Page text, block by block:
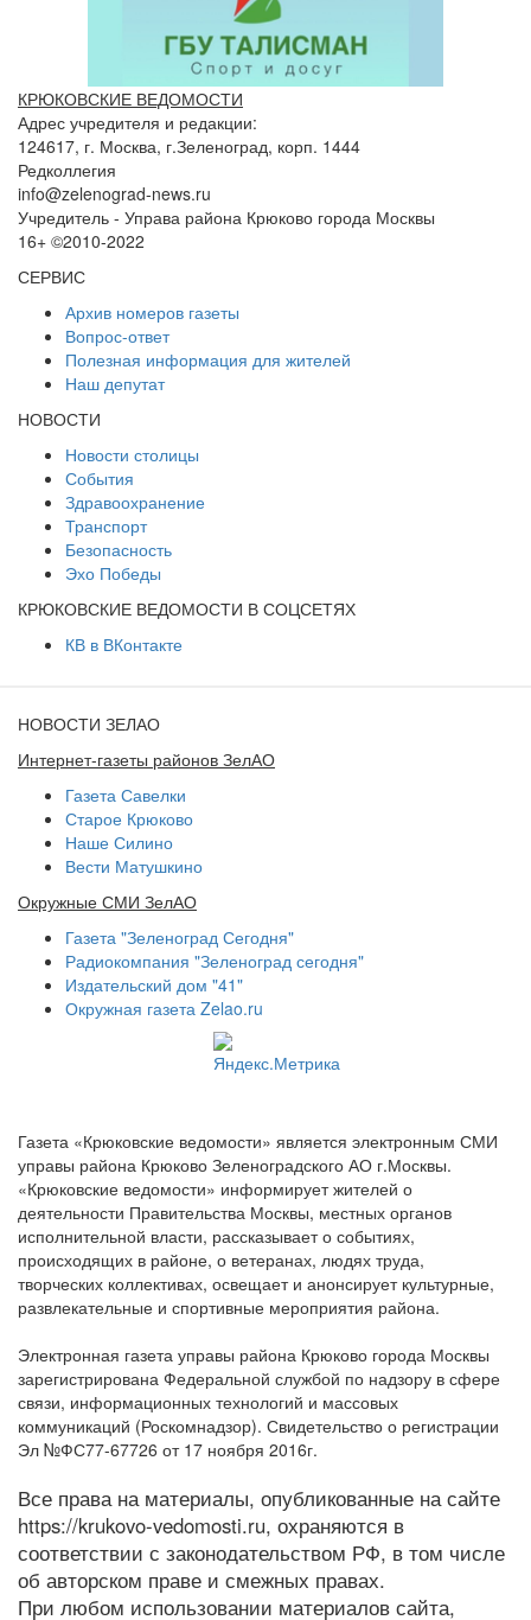
КРЮКОВСКИЕ ВЕДОМОСТИ
Адрес учредителя и редакции:
124617, г. Москва, г.Зеленоград, корп. 1444
Редколлегия
info@zelenograd-news.ru
Учредитель - Управа района Крюково города Москвы
16+ ©2010-2022
СЕРВИС
Архив номеров газеты
Вопрос-ответ
Полезная информация для жителей
Наш депутат
НОВОСТИ
Новости столицы
События
Здравоохранение
Транспорт
Безопасность
Эхо Победы
КРЮКОВСКИЕ ВЕДОМОСТИ В СОЦСЕТЯХ
КВ в ВКонтакте
НОВОСТИ ЗЕЛАО
Интернет-газеты районов ЗелАО
Газета Савелки
Старое Крюково
Наше Силино
Вести Матушкино
Окружные СМИ ЗелАО
Газета "Зеленоград Сегодня"
Радиокомпания "Зеленоград сегодня"
Издательский дом "41"
Окружная газета Zelao.ru
Газета «Крюковские ведомости» является электронным СМИ
управы района Крюково Зеленоградского АО г.Москвы.
«Крюковские ведомости» информирует жителей о
деятельности Правительства Москвы, местных органов
исполнительной власти, рассказывает о событиях,
происходящих в районе, о ветеранах, людях труда,
творческих коллективах, освещает и анонсирует культурные,
развлекательные и спортивные мероприятия района.
Электронная газета управы района Крюково города Москвы
зарегистрирована Федеральной службой по надзору в сфере
связи, информационных технологий и массовых
коммуникаций (Роскомнадзор). Свидетельство о регистрации
Эл №ФС77-67726 от 17 ноября 2016г.
Все права на материалы, опубликованные на сайте
https://krukovo-vedomosti.ru, охраняются в
соответствии с законодательством РФ, в том числе
об авторском праве и смежных правах.
При любом использовании материалов сайта,